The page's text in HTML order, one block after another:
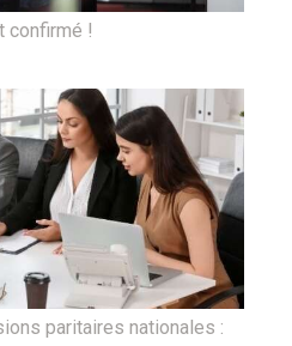
confirmé !
paritaires nationales :